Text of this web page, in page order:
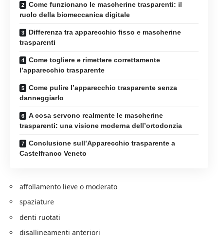
Come funzionano le mascherine trasparenti: il
ruolo della biomeccanica digitale
Differenza tra apparecchio fisso e mascherine
trasparenti
Come togliere e rimettere correttamente
l’apparecchio trasparente
Come pulire l’apparecchio trasparente senza
danneggiarlo
A cosa servono realmente le mascherine
trasparenti: una visione moderna dell’ortodonzia
Conclusione sull’Apparecchio trasparente a
Castelfranco Veneto
affollamento lieve o moderato
spaziature
denti ruotati
disallineamenti anteriori